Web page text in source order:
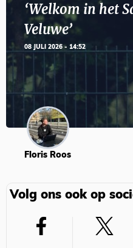
‘Welkom in het
Veluwe’
08 JULI 2026 - 14:52
Floris Roos
Volg ons ook op